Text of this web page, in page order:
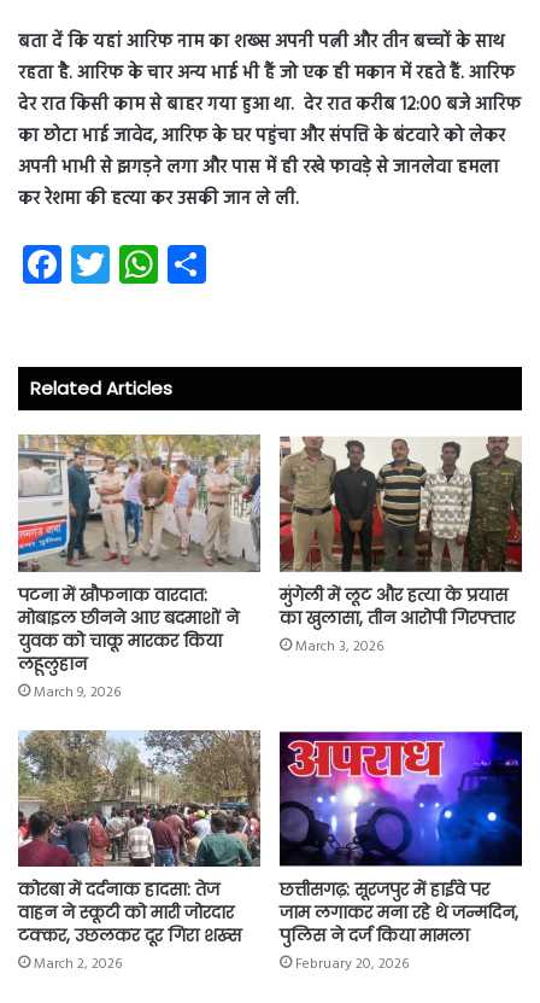
बता दें कि यहां आरिफ नाम का शख्स अपनी पत्नी और तीन बच्चों के साथ
रहता है. आरिफ के चार अन्य भाई भी हैं जो एक ही मकान में रहते हैं. आरिफ
देर रात किसी काम से बाहर गया हुआ था. देर रात करीब 12:00 बजे आरिफ
का छोटा भाई जावेद, आरिफ के घर पहुंचा और संपत्ति के बंटवारे को लेकर
अपनी भाभी से झगड़ने लगा और पास में ही रखे फावड़े से जानलेवा हमला
कर रेशमा की हत्या कर उसकी जान ले ली.
Fa
ce
o
ok
T
wi
er
W
ha
A
p
p
Related Articles
पटना में खौफनाक वारदात:
मोबाइल छीनने आए बदमाशों ने
युवक को चाकू मारकर किया
लहूलुहान
March 9, 2026
मुंगेली में लूट और हत्या के प्रयास
का खुलासा, तीन आरोपी गिरफ्तार
March 3, 2026
कोरबा में दर्दनाक हादसा: तेज
वाहन ने स्कूटी को मारी जोरदार
टक्कर, उछलकर दूर गिरा शख्स
March 2, 2026
छत्तीसगढ़: सूरजपुर में हाईवे पर
जाम लगाकर मना रहे थे जन्मदिन,
पुलिस ने दर्ज किया मामला
February 20, 2026